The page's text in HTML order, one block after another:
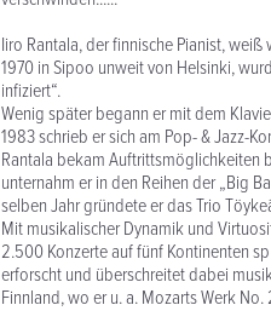
Iiro Rantala, der finnische Pianist,
1970 in Sipoo unweit von Helsinki,
infiziert“.
Wenig später begann er mit dem
1983 schrieb er sich am Pop- & Jazz-
Rantala bekam Auftrittsmöglichkeiten
unternahm er in den Reihen der „Big
selben Jahr gründete er das Trio
Mit musikalischer Dynamik und
2.500 Konzerte auf fünf Kontinenten
erforscht und überschreitet dabei
Finnland, wo er u. a. Mozarts Werk